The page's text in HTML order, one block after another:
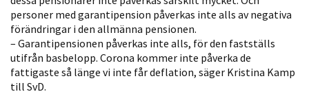
personer med garantipension påverkas inte alls av negativa
förändringar i den allmänna pensionen.
– Garantipensionen påverkas inte alls, för den fastställs
utifrån basbelopp. Corona kommer inte påverka de
fattigaste så länge vi inte får deflation, säger Kristina Kamp
till SvD.
Marknadsföring
Genom att dela
med dig av dina